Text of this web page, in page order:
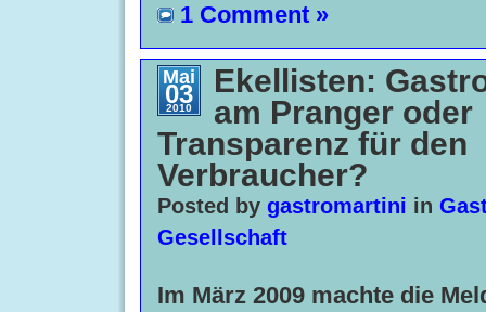
1 Comment »
Mai
03
2010
Ekellisten:
am Pranger oder
Transparenz für den
Verbraucher?
Posted by gastromartini in
Gesellschaft
Im März 2009 machte die